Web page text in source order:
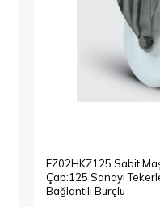
EZ02HKZ125 Sabit
Çap:125 Sanayi
Bağlantılı Burçlu